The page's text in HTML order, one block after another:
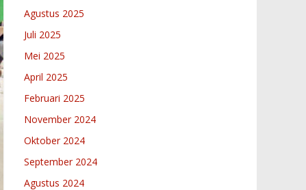
Agustus 2025
Juli 2025
Mei 2025
April 2025
Februari 2025
November 2024
Oktober 2024
September 2024
Agustus 2024